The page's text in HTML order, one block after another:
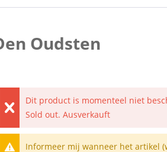
Oudsten
Dit product is momenteel niet
Sold out. Ausverkauft
Informeer mij wanneer het artikel